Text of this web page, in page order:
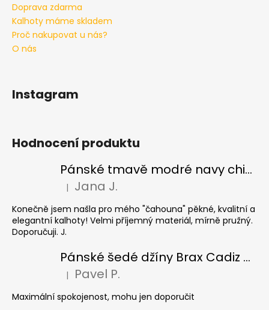
Doprava zdarma
Kalhoty máme skladem
Proč nakupovat u nás?
O nás
Instagram
Hodnocení produktu
Pánské tmavě modré navy chinos Ed Baxter, prodloužené
Hodnocení produktu je 5 z 5 hvězdiček.
| Jana J.
Konečně jsem našla pro mého "čahouna" pěkné, kvalitní a
elegantní kalhoty! Velmi příjemný materiál, mírně pružný.
Doporučuji. J.
Pánské šedé džíny Brax Cadiz Grey smoke, prodloužené
Hodnocení produktu je 5 z 5 hvězdiček.
| Pavel P.
Maximální spokojenost, mohu jen doporučit